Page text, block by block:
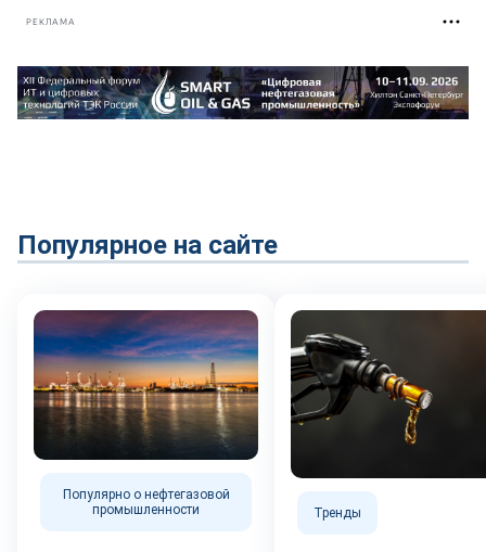
РЕКЛАМА
Популярное на сайте
Популярно о нефтегазовой
промышленности
Тренды